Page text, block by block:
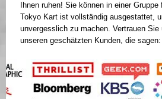
Ihnen ruhen! Sie können in einer
Tokyo Kart ist vollständig ausgestattet,
unvergesslich zu machen. Vertrauen
unseren geschätzten Kunden, die